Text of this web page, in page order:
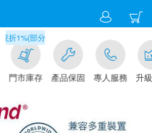
商品不適用)-請點我看
庫存 產品保固 專人服務 升級金賺